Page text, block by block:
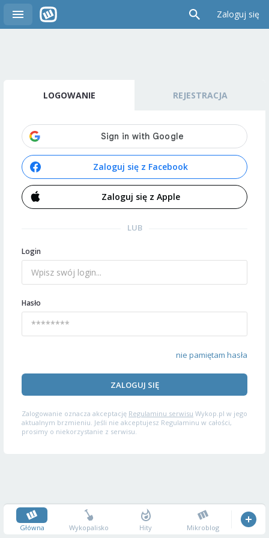
Zaloguj się
LOGOWANIE REJESTRACJA
Zaloguj się z Facebook
Zaloguj się z Apple
LUB
Login
Hasło
nie pamiętam hasła
ZALOGUJ SIĘ
Zalogowanie oznacza akceptację Regulaminu serwisu Wykop.pl w jego
aktualnym brzmieniu. Jeśli nie akceptujesz Regulaminu w całości,
prosimy o niekorzystanie z serwisu.
Główna Wykopalisko Hity Mikroblog